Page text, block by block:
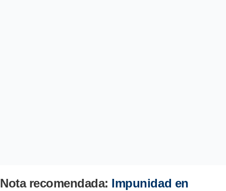
Nota recomendada: Impunidad en